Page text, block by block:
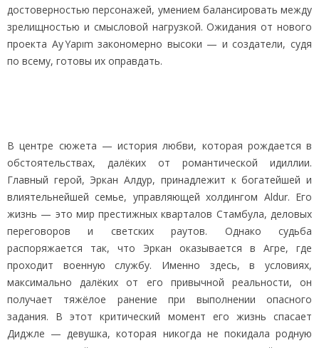
достоверностью персонажей, умением балансировать между
зрелищностью и смысловой нагрузкой. Ожидания от нового
проекта Ay Yapım закономерно высоки — и создатели, судя
по всему, готовы их оправдать.
В центре сюжета — история любви, которая рождается в
обстоятельствах, далёких от романтической идиллии.
Главный герой, Эркан Алдур, принадлежит к богатейшей и
влиятельнейшей семье, управляющей холдингом Aldur. Его
жизнь — это мир престижных кварталов Стамбула, деловых
переговоров и светских раутов. Однако судьба
распоряжается так, что Эркан оказывается в Агре, где
проходит военную службу. Именно здесь, в условиях,
максимально далёких от его привычной реальности, он
получает тяжёлое ранение при выполнении опасного
задания. В этот критический момент его жизнь спасает
Диджле — девушка, которая никогда не покидала родную